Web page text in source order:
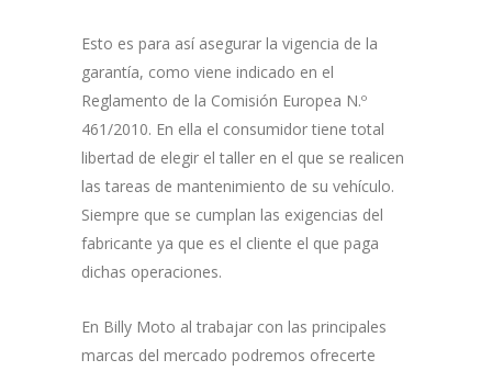
Esto es para así asegurar la vigencia de la
garantía, como viene indicado en el
Reglamento de la Comisión Europea N.º
461/2010. En ella el consumidor tiene total
libertad de elegir el taller en el que se realicen
las tareas de mantenimiento de su vehículo.
Siempre que se cumplan las exigencias del
fabricante ya que es el cliente el que paga
dichas operaciones.
En Billy Moto al trabajar con las principales
marcas del mercado podremos ofrecerte